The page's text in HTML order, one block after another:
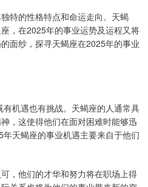
特的性格特点和命运走向。天蝎
，在2025年的事业运势及运程又将
面纱，探寻天蝎座在2025年的事业
机遇也有挑战。天蝎座的人通常具
，这使得他们在面对困难时能够迅
天蝎座的事业机遇主要来自于他们
，他们的才华和努力将在职场上得